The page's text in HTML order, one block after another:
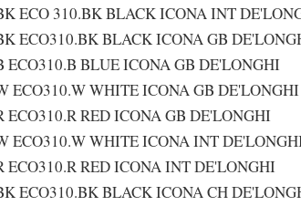
ECO 310.BK BLACK ICONA INT
ECO310.BK BLACK ICONA GB
ECO310.B BLUE ICONA GB DE'LONGHI
ECO310.W WHITE ICONA GB DE'LONGHI
ECO310.R RED ICONA GB DE'LONGHI
ECO310.W WHITE ICONA INT
ECO310.R RED ICONA INT DE'LONGHI
ECO310.BK BLACK ICONA CH